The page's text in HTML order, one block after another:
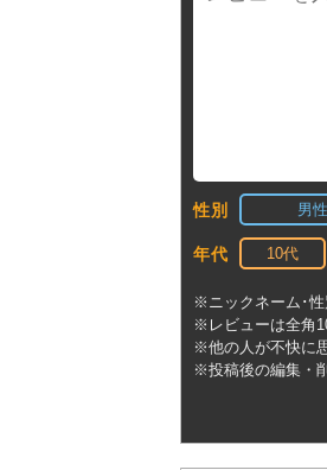
性別 男性
年代 10代
※ニックネーム･性
※レビューは全角
※他の人が不快に
※投稿後の編集・